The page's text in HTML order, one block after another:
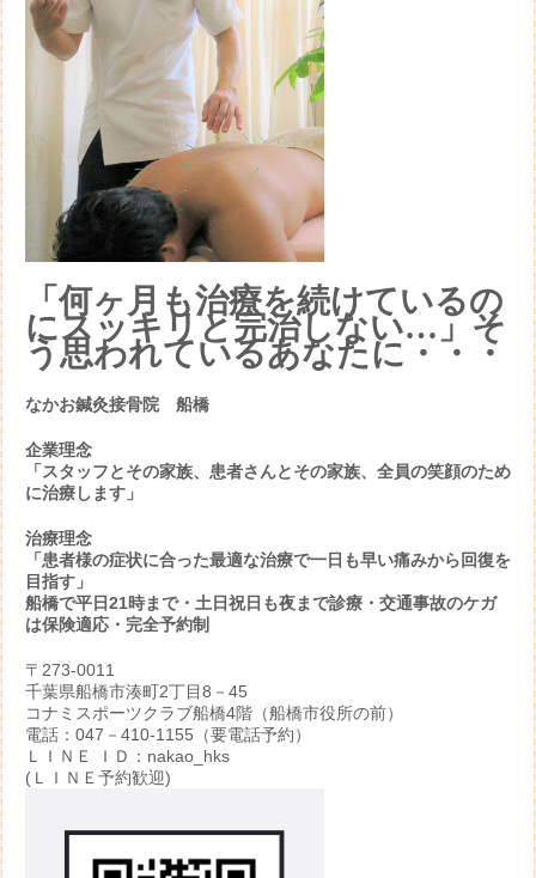
「何ヶ月も治療を続けているの
にスッキリと完治しない…」そ
う思われているあなたに・・・
なかお鍼灸接骨院 船橋
企業理念
「スタッフとその家族、患者さんとその家族、全員の笑顔のため
に治療します」
治療理念
「患者様の症状に合った最適な治療で一日も早い痛みから回復を
目指す」
船橋で平日21時まで・土日祝日も夜まで診療・交通事故のケガ
は保険適応・完全予約制
〒273-0011
千葉県船橋市湊町2丁目8－45
コナミスポーツクラブ船橋4階（船橋市役所の前）
電話：047－410-1155（要電話予約）
ＬＩＮＥ ＩＤ：nakao_hks
(ＬＩＮＥ予約歓迎)